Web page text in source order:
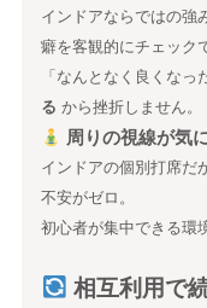
インドアならではの強
癖を客観的にチェック
「なんとなく良くな
る から挫折しません。
周りの視線が気
インドアの個別打席だ
不安がゼロ。
初心者が集中できる環
相互利用で